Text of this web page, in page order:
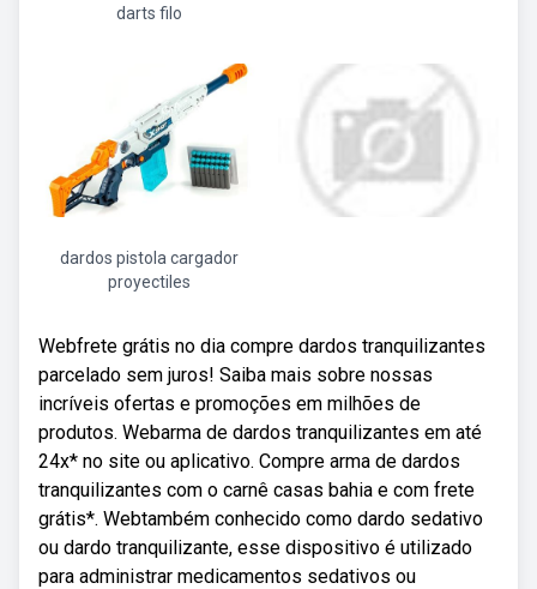
darts filo
dardos pistola cargador
proyectiles
Webfrete grátis no dia compre dardos tranquilizantes
parcelado sem juros! Saiba mais sobre nossas
incríveis ofertas e promoções em milhões de
produtos. Webarma de dardos tranquilizantes em até
24x* no site ou aplicativo. Compre arma de dardos
tranquilizantes com o carnê casas bahia e com frete
grátis*. Webtambém conhecido como dardo sedativo
ou dardo tranquilizante, esse dispositivo é utilizado
para administrar medicamentos sedativos ou